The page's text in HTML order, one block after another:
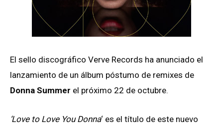
El sello discográfico Verve Records ha anunciado el
lanzamiento de un álbum póstumo de remixes de
Donna Summer el próximo 22 de octubre.
‘Love to Love You Donna‘ es el título de este nuevo